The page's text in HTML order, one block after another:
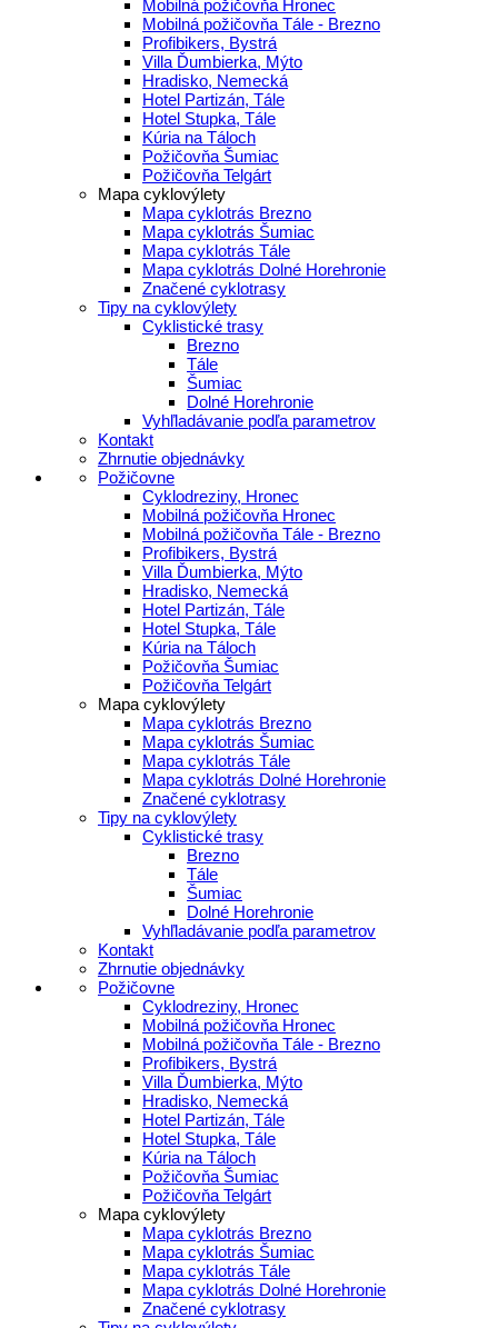
Mobilná požičovňa Hronec
Mobilná požičovňa Tále - Brezno
Profibikers, Bystrá
Villa Ďumbierka, Mýto
Hradisko, Nemecká
Hotel Partizán, Tále
Hotel Stupka, Tále
Kúria na Táloch
Požičovňa Šumiac
Požičovňa Telgárt
Mapa cyklovýlety
Mapa cyklotrás Brezno
Mapa cyklotrás Šumiac
Mapa cyklotrás Tále
Mapa cyklotrás Dolné Horehronie
Značené cyklotrasy
Tipy na cyklovýlety
Cyklistické trasy
Brezno
Tále
Šumiac
Dolné Horehronie
Vyhľladávanie podľa parametrov
Kontakt
Zhrnutie objednávky
Požičovne
Cyklodreziny, Hronec
Mobilná požičovňa Hronec
Mobilná požičovňa Tále - Brezno
Profibikers, Bystrá
Villa Ďumbierka, Mýto
Hradisko, Nemecká
Hotel Partizán, Tále
Hotel Stupka, Tále
Kúria na Táloch
Požičovňa Šumiac
Požičovňa Telgárt
Mapa cyklovýlety
Mapa cyklotrás Brezno
Mapa cyklotrás Šumiac
Mapa cyklotrás Tále
Mapa cyklotrás Dolné Horehronie
Značené cyklotrasy
Tipy na cyklovýlety
Cyklistické trasy
Brezno
Tále
Šumiac
Dolné Horehronie
Vyhľladávanie podľa parametrov
Kontakt
Zhrnutie objednávky
Požičovne
Cyklodreziny, Hronec
Mobilná požičovňa Hronec
Mobilná požičovňa Tále - Brezno
Profibikers, Bystrá
Villa Ďumbierka, Mýto
Hradisko, Nemecká
Hotel Partizán, Tále
Hotel Stupka, Tále
Kúria na Táloch
Požičovňa Šumiac
Požičovňa Telgárt
Mapa cyklovýlety
Mapa cyklotrás Brezno
Mapa cyklotrás Šumiac
Mapa cyklotrás Tále
Mapa cyklotrás Dolné Horehronie
Značené cyklotrasy